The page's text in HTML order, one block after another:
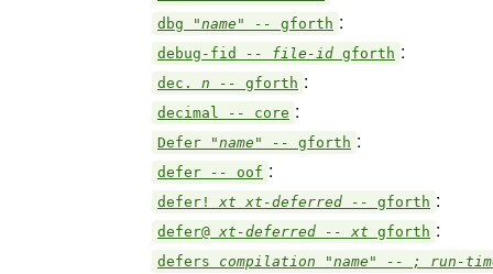
dbg "name" -- gforth :
debug-fid -- file-id gforth :
dec. n -- gforth :
decimal -- core :
Defer "name" -- gforth :
defer -- oof :
defer! xt xt-deferred -- gforth :
defer@ xt-deferred -- xt gforth :
defers compilation "name" -- ;